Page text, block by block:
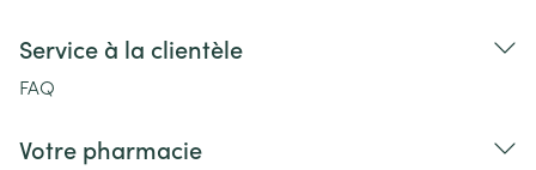
Service à la clientèle
FAQ
Votre pharmacie